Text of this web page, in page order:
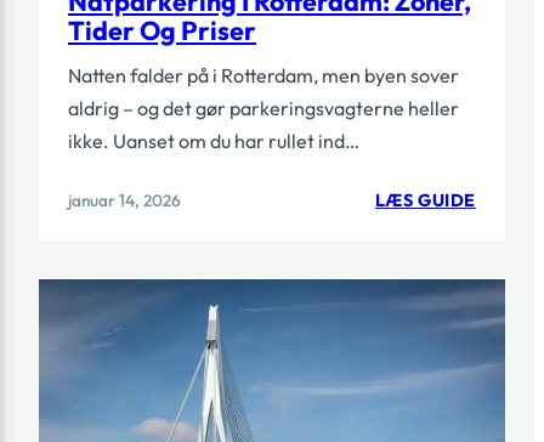
Tider Og Priser
Natten falder på i Rotterdam, men byen sover
aldrig – og det gør parkeringsvagterne heller
ikke. Uanset om du har rullet ind…
januar 14, 2026 LÆS GUIDE
ZONER,
TIDER
OG